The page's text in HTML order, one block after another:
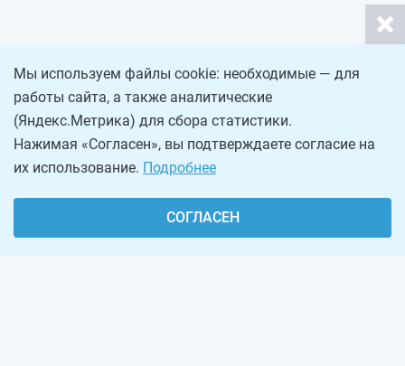
Мы используем файлы cookie: необходимые — для
работы сайта, а также аналитические
(Яндекс.Метрика) для сбора статистики.
Нажимая «Согласен», вы подтверждаете согласие на
их использование. Подробнее
СОГЛАСЕН